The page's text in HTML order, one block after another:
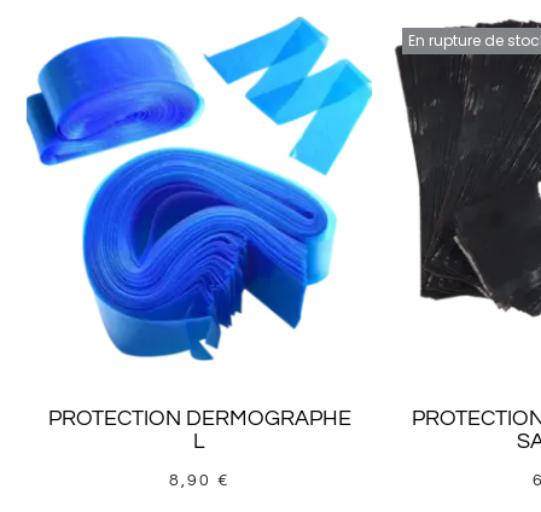
PROTECTION DERMOGRAPHE
L
8,90 €
En rupture de